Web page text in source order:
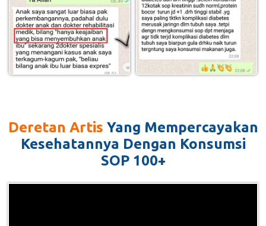
Deretan Artis Yang Mempercayakan
Kesehatannya Dengan Konsumsi
SOP 100+